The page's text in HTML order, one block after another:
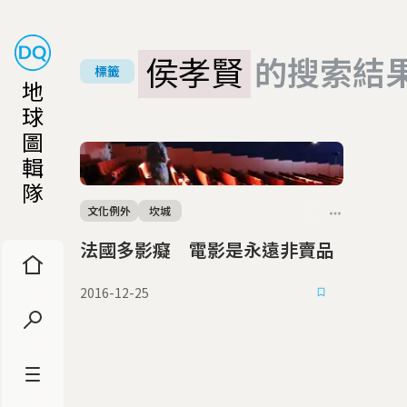
地
球
圖
輯
隊
標籤 侯孝賢 的搜索結
法國多影癡 電影是永遠非賣品
文化例外 坎城
2016-12-25